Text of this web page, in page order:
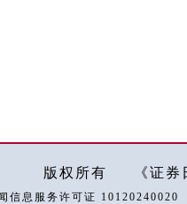
版权所有 《证
信息服务许可证 10120240020